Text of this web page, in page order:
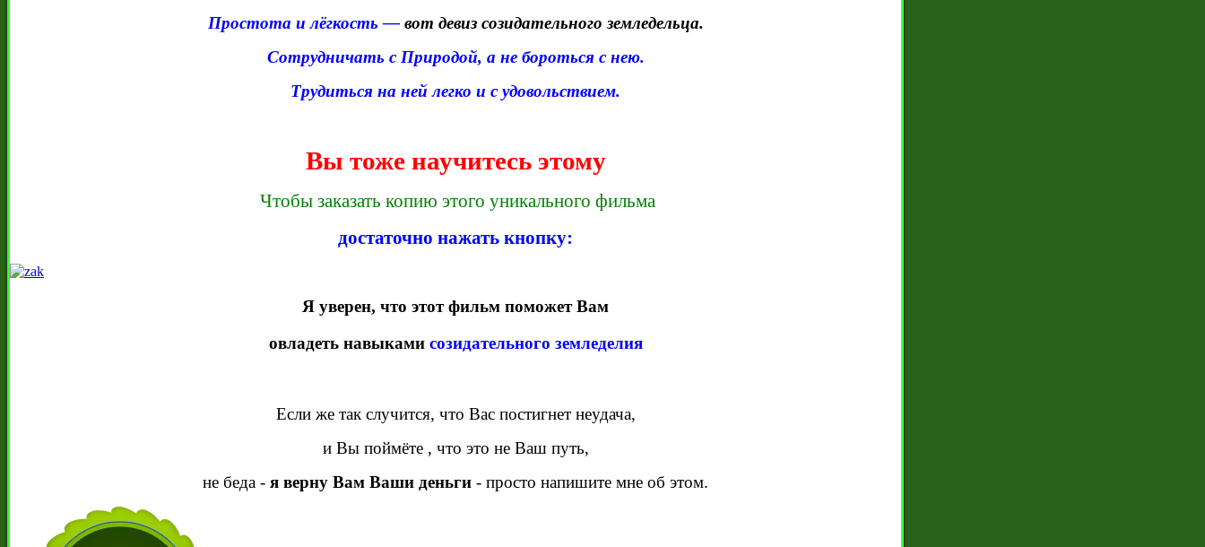
Простота и лёгкость — вот девиз созидательного земледельца.
Сотрудничать с Природой, а не бороться с нею.
Трудиться на ней легко и с удовольствием.
Вы тоже научитесь этому
Чтобы заказать копию этого уникального фильма
достаточно нажать кнопку:
Я уверен, что этот фильм поможет Вам
овладеть навыками созидательного земледелия
Если же так случится, что Вас постигнет неудача,
и Вы поймёте , что это не Ваш путь,
не беда - я верну Вам Ваши деньги - просто напишите мне об этом.